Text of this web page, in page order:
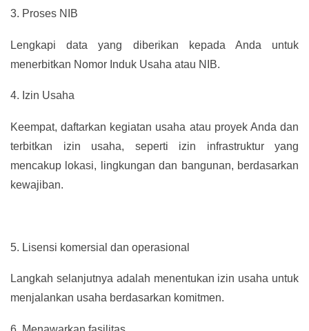
3. Proses NIB
Lengkapi data yang diberikan kepada Anda untuk
menerbitkan Nomor Induk Usaha atau NIB.
4. Izin Usaha
Keempat, daftarkan kegiatan usaha atau proyek Anda dan
terbitkan izin usaha, seperti izin infrastruktur yang
mencakup lokasi, lingkungan dan bangunan, berdasarkan
kewajiban.
5. Lisensi komersial dan operasional
Langkah selanjutnya adalah menentukan izin usaha untuk
menjalankan usaha berdasarkan komitmen.